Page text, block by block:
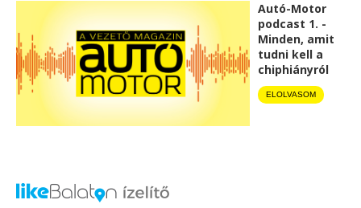
Autó-Motor
podcast 1. -
Minden, amit
tudni kell a
chiphiányról
ELOLVASOM